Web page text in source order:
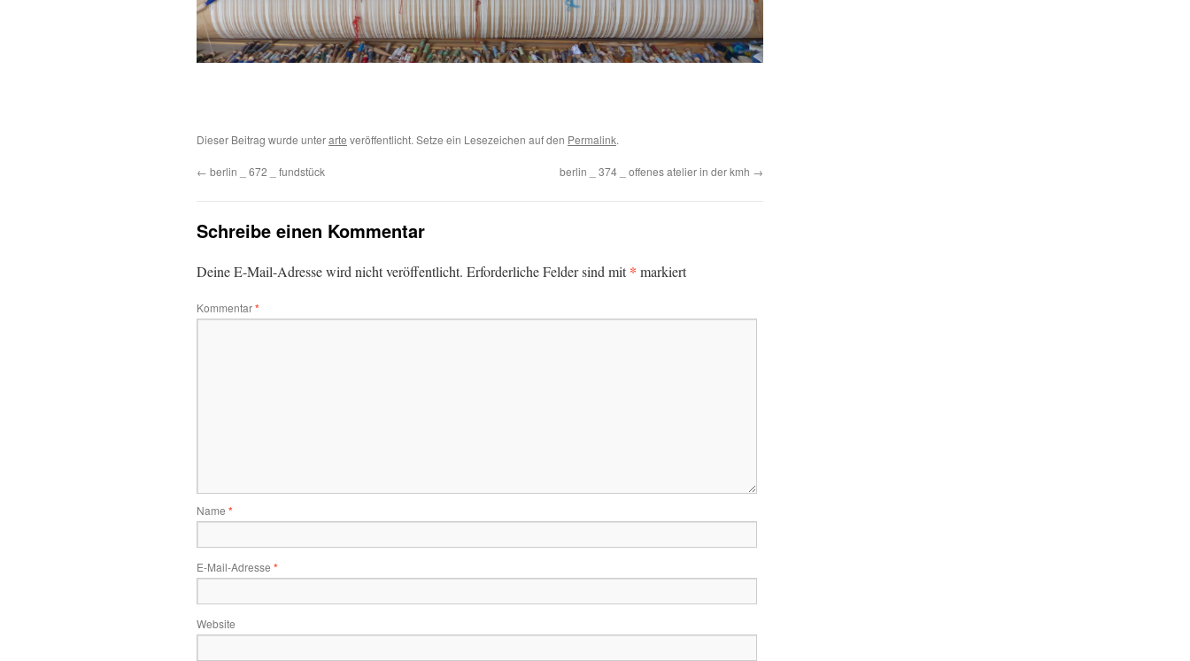
Dieser Beitrag wurde unterarte veröffentlicht. Setze ein Lesezeichen auf den Permalink.
← berlin _ 672 _ fundstück berlin _ 374 _ offenes atelier in der kmh →
Schreibe einen Kommentar
Deine E-Mail-Adresse wird nicht veröffentlicht. Erforderliche Felder sind mit* markiert
Kommentar*
Name *
E-Mail-Adresse *
Website